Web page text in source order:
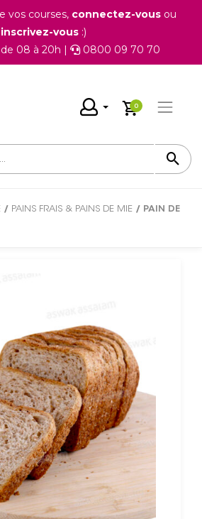
vos courses, connectez-vousou
inscrivez-vous:)
08 à 20h |
0800 09 70 70
0
/ PAINS FRAIS & PAINS DE MIE / PAIN DE